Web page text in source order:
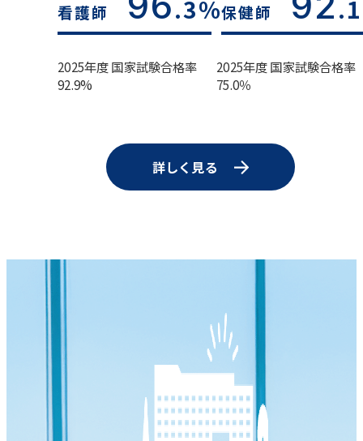
看護師 .3%保健師
2025年度 国家試験合格率
92.9%
2025年度 国家試験合格率
75.0％
詳しく見る